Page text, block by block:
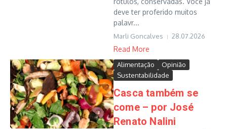
deve ter proferido muitos
palavr...
Marli Goncalves 28.07.2026
Read More
Alimentação
Opinião
Sustentabilidade
Casca também se
come – por José
Renato Nalini